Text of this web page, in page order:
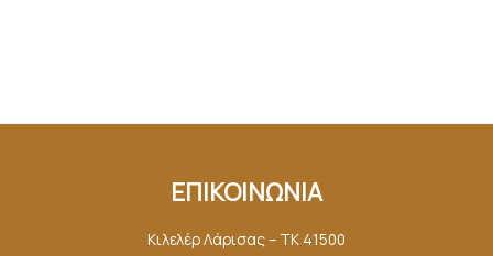
ΕΠΙΚΟΙΝΩΝΙΑ
Κιλελέρ Λάρισας – ΤΚ 41500